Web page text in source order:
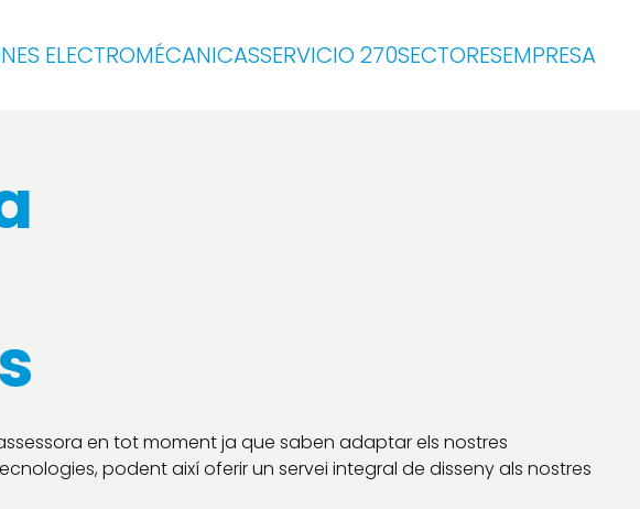
ELECTROMÉCANICASSERVICIO 270SECTORESEMPRESA
en tot moment ja que saben adaptar els nostres
podent així oferir un servei integral de disseny als nostres